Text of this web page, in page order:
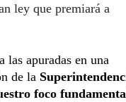
ley que premiará a
las apuradas en una
de la
foco